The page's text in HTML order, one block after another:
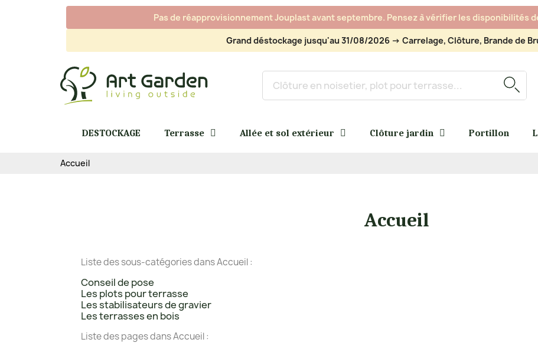
Pas de réapprovisionnement Jouplast avant septembre. Pensez à vérifier les disponibilités
Grand déstockage jusqu'au 31/08/2026 -> Carrelage, Clôture, Brande de
DESTOCKAGE Terrasse Allée et sol extérieur Clôture jardin Portillon
Accueil
Accueil
Liste des sous-catégories dans Accueil :
Conseil de pose
Les plots pour terrasse
Les stabilisateurs de gravier
Les terrasses en bois
Liste des pages dans Accueil :